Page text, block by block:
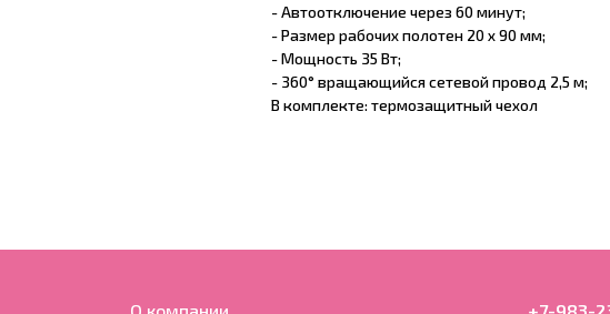
- Автоотключение через 60 минут;
- Размер рабочих полотен 20 х 90 мм;
- Мощность 35 Вт;
- 360° вращающийся сетевой провод 2,5 м;
В комплекте: термозащитный чехол